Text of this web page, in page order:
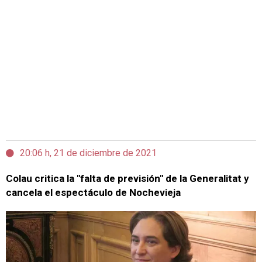
20:06 h, 21 de diciembre de 2021
Colau critica la "falta de previsión" de la Generalitat y
cancela el espectáculo de Nochevieja